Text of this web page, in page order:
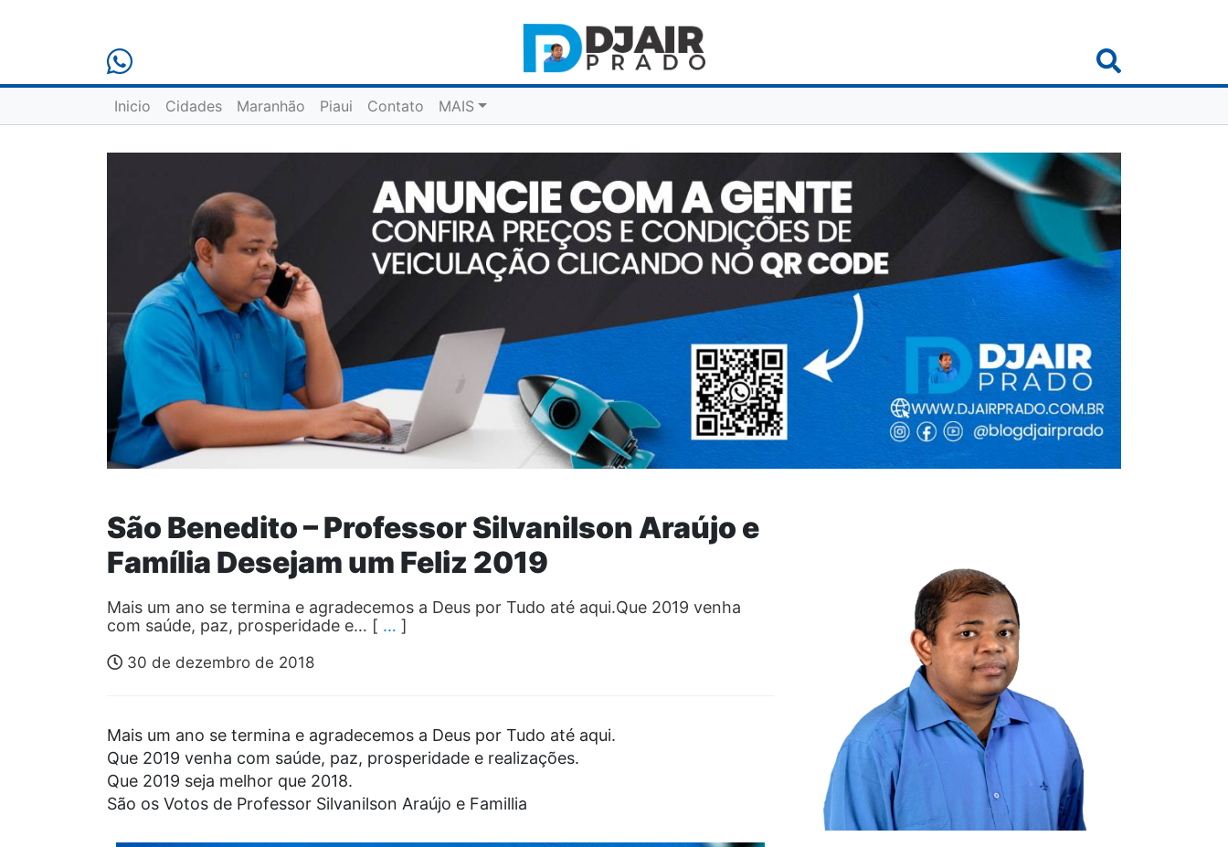
Inicio Cidades Maranhão Piaui Contato MAIS
São Benedito – Professor Silvanilson Araújo e
Família Desejam um Feliz 2019
Mais um ano se termina e agradecemos a Deus por Tudo até aqui.Que 2019 venha
com saúde, paz, prosperidade e… [ … ]
30 de dezembro de 2018
Mais um ano se termina e agradecemos a Deus por Tudo até aqui.
Que 2019 venha com saúde, paz, prosperidade e realizações.
Que 2019 seja melhor que 2018.
São os Votos de Professor Silvanilson Araújo e Famillia